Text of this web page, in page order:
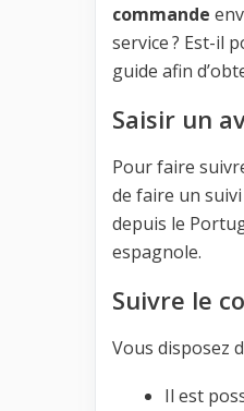
commande
service ? Est-il
guide afin
Saisir un
Pour faire
de faire un
depuis le
espagnole.
Suivre le
Vous disposez
Il est